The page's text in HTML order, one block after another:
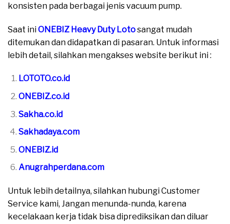
konsisten pada berbagai jenis vacuum pump.
Saat iniONEBIZ Heavy Duty Lotosangat mudah
ditemukan dan didapatkan di pasaran. Untuk informasi
lebih detail, silahkan mengakses website berikut ini :
LOTOTO.co.id
ONEBIZ.co.id
Sakha.co.id
Sakhadaya.com
ONEBIZ.id
Anugrahperdana.com
Untuk lebih detailnya, silahkan hubungi Customer
Service kami, Jangan menunda-nunda, karena
kecelakaan kerja tidak bisa diprediksikan dan diluar